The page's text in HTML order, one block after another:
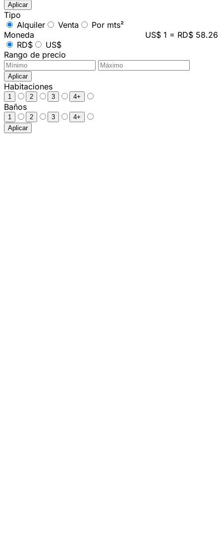
Aplicar
Tipo
Alquiler
Venta
Por mts²
Moneda
US$ 1 = RD$ 58.26
RD$
US$
Rango de precio
Aplicar
Habitaciones
1 2 3 4+
Baños
1 2 3
4+
Aplicar